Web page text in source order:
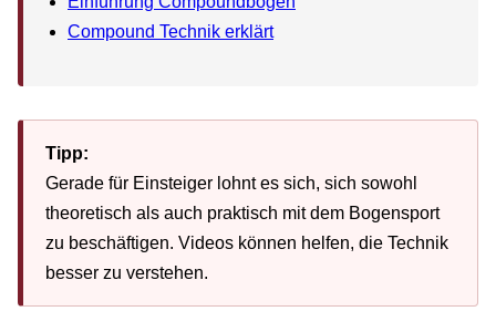
Compound Technik erklärt
Tipp:
Gerade für Einsteiger lohnt es sich, sich sowohl
theoretisch als auch praktisch mit dem Bogensport
zu beschäftigen. Videos können helfen, die Technik
besser zu verstehen.